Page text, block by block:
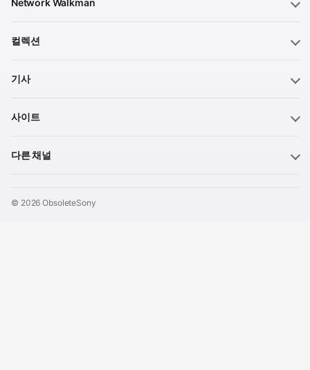
컬렉션
기사
사이트
다른 채널
© 2026 ObsoleteSony